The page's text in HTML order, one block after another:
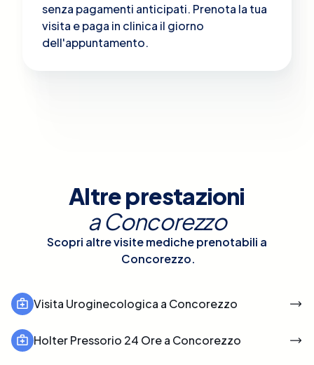
senza pagamenti anticipati. Prenota la tua
visita e paga in clinica il giorno
dell'appuntamento.
Altre prestazioni
aConcorezzo
Scopri altre visite mediche prenotabili a
Concorezzo.
Visita Uroginecologica a Concorezzo
Holter Pressorio 24 Ore a Concorezzo